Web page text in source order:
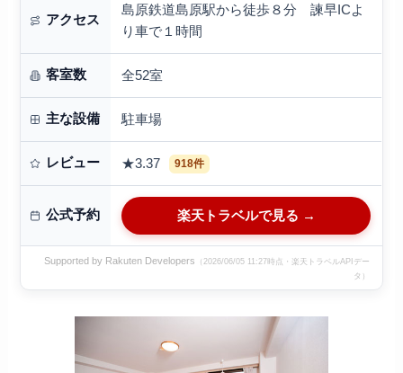
アクセス
島原鉄道島原駅から徒歩８分 諫早ICよ
り車で１時間
客室数 全52室
主な設備 駐車場
レビュー ★3.37 918件
公式予約 楽天トラベルで見る →
Supported by Rakuten Developers （2026/06/05 11:27時点・楽天トラベルAPIデー
タ）